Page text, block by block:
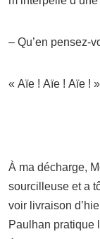
– Qu’en pensez-
« Aïe ! Aïe ! Aïe !
À ma décharge,
sourcilleuse et a
voir livraison
Paulhan pratique